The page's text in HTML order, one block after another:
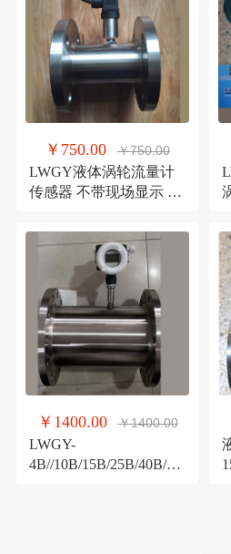
￥750.00 ￥750.00
LWGY液体涡轮流量计
传感器 不带现场显示 输
￥1400.00 ￥1400.00
LWGY-
4B//10B/15B/25B/40B/50